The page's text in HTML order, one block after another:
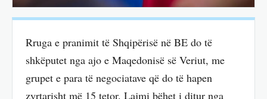
Rruga e pranimit të Shqipërisë në BE do të
shkëputet nga ajo e Maqedonisë së Veriut, me
grupet e para të negociatave që do të hapen
zyrtarisht më 15 tetor. Lajmi bëhet i ditur nga